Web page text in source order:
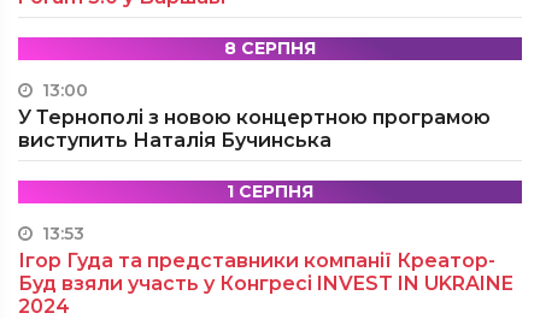
8 СЕРПНЯ
13:00
У Тернополі з новою концертною програмою
виступить Наталія Бучинська
1 СЕРПНЯ
13:53
Ігор Гуда та представники компанії Креатор-
Буд взяли участь у Конгресі INVEST IN UKRAINE
2024